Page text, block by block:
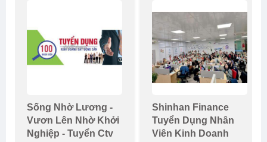
Sống Nhờ Lương -
Vươn Lên Nhờ Khởi
Nghiệp - Tuyển Ctv
Shinhan Finance
Tuyển Dụng Nhân
Viên Kinh Doanh